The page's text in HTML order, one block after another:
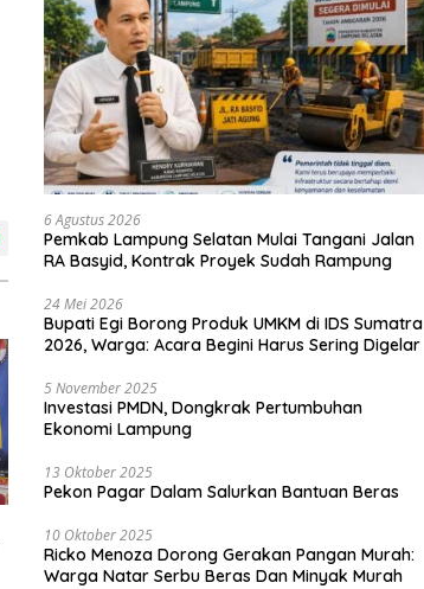
6 Agustus 2026
Pemkab Lampung Selatan Mulai Tangani Jalan
RA Basyid, Kontrak Proyek Sudah Rampung
24 Mei 2026
Bupati Egi Borong Produk UMKM di IDS Sumatra
2026, Warga: Acara Begini Harus Sering Digelar
5 November 2025
Investasi PMDN, Dongkrak Pertumbuhan
Ekonomi Lampung
13 Oktober 2025
Pekon Pagar Dalam Salurkan Bantuan Beras
10 Oktober 2025
Ricko Menoza Dorong Gerakan Pangan Murah:
Warga Natar Serbu Beras Dan Minyak Murah